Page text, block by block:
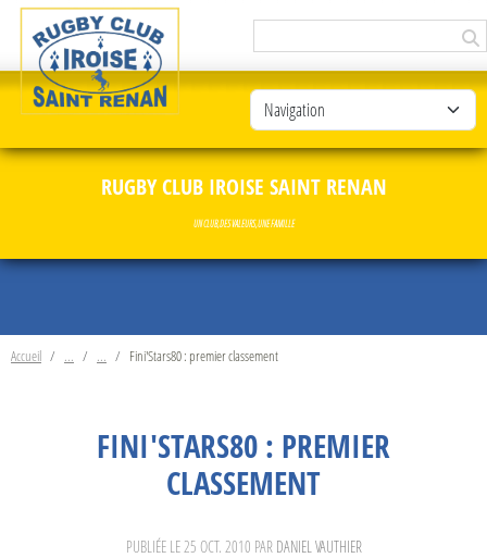
RUGBY CLUB IROISE SAINT RENAN
UN CLUB, DES VALEURS, UNE FAMILLE
Accueil Fini'Stars80 : premier classement
FINI'STARS80 : PREMIER
CLASSEMENT
PUBLIÉE LE25 OCT. 2010 PAR DANIEL VAUTHIER
Panneau de gestion des cookies